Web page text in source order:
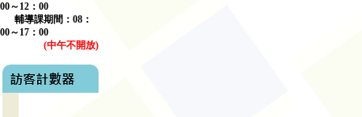
00～ 12 ： 00
輔導課期間： 08 ：
00～17：00
(中午不開放)